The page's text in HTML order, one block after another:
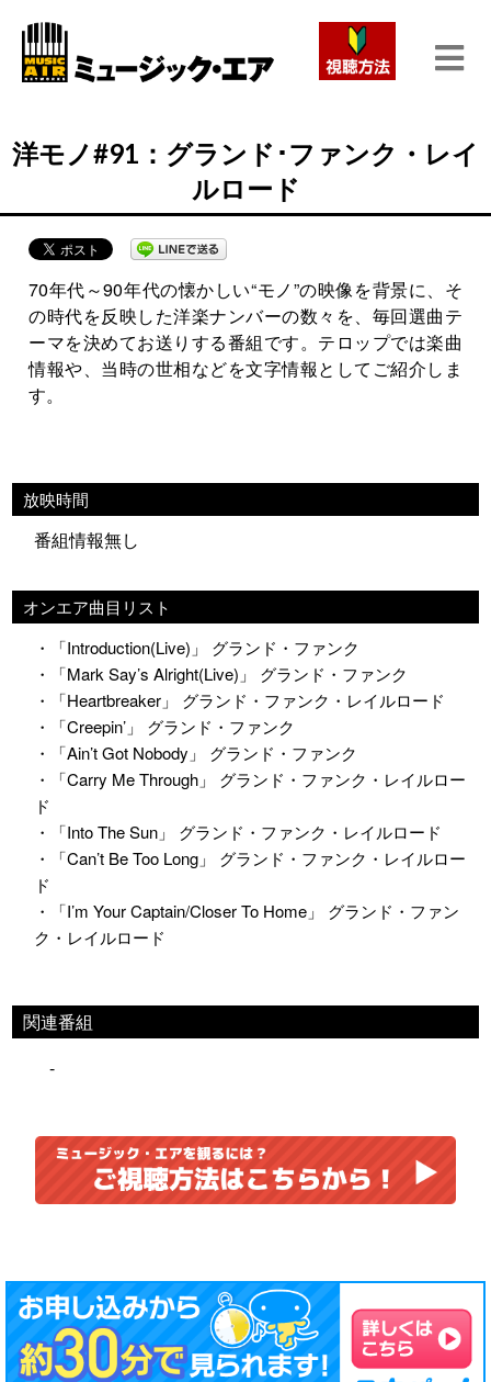
洋モノ#91：グランド･ファンク・レイ
ルロード
70年代～90年代の懐かしい“モノ”の映像を背景に、そ
の時代を反映した洋楽ナンバーの数々を、毎回選曲テ
ーマを決めてお送りする番組です。テロップでは楽曲
情報や、当時の世相などを文字情報としてご紹介しま
す。
放映時間
番組情報無し
オンエア曲目リスト
・「Introduction(Live)」 グランド・ファンク
・「Mark Say’s Alright(Live)」 グランド・ファンク
・「Heartbreaker」 グランド・ファンク・レイルロード
・「Creepin’」 グランド・ファンク
・「Ain’t Got Nobody」 グランド・ファンク
・「Carry Me Through」 グランド・ファンク・レイルロー
ド
・「Into The Sun」 グランド・ファンク・レイルロード
・「Can’t Be Too Long」 グランド・ファンク・レイルロー
ド
・「I’m Your Captain/Closer To Home」 グランド・ファン
ク・レイルロード
関連番組
-